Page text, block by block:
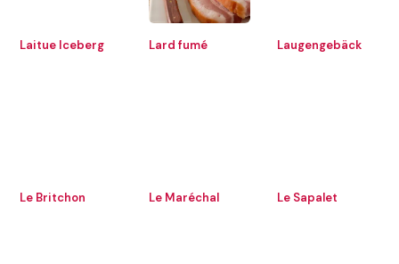
Laitue Iceberg Lard fumé Laugengebäck
Le Britchon Le Maréchal Le Sapalet